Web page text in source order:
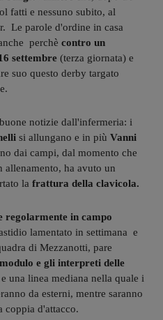
fatti e nessuno subito, al
Le parole d'ordine in casa
perchè contro un
settembre (terza giornata) e
suo questo derby targato
notizie dall'infermeria: i
si allungano e in più Vanni
dai campi, dal momento che
allenamento, ha avuto un
la frattura della clavicola.
regolarmente in campo
lamentato in settimana e
di Mezzanotti, pare
e gli interpreti delle
una linea mediana nella quale i
da esterni, mentre saranno
coppia d'attacco.